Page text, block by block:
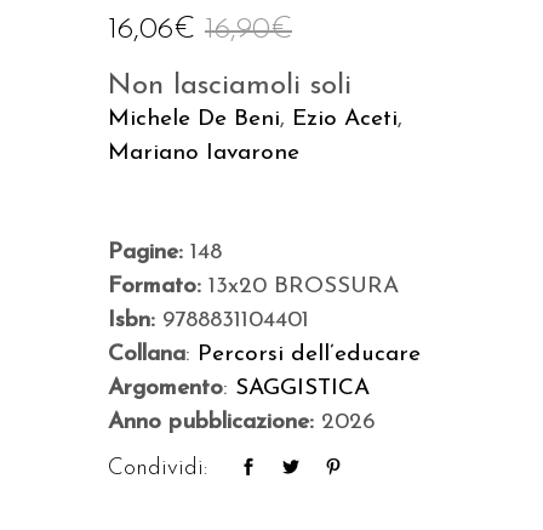
16,90€
16,06€
Non lasciamoli soli
Michele De Beni, Ezio Aceti,
Mariano Iavarone
Pagine: 148
Formato: 13x20 BROSSURA
Isbn: 9788831104401
Collana: Percorsi dell’educare
Argomento: SAGGISTICA
Anno pubblicazione: 2026
Condividi: